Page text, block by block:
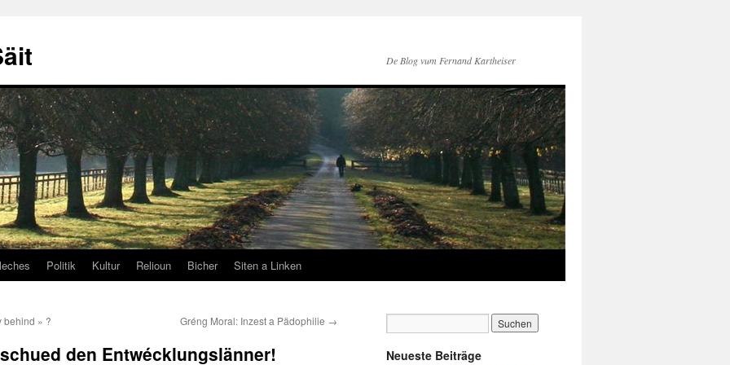
De Blog vum Fernand Kartheiser
Politik Kultur Relioun Bicher Siten a Linken
behind » ? Gréng Moral: Inzest a Pädophilie →
den Entwécklungslänner! Neueste Beiträge